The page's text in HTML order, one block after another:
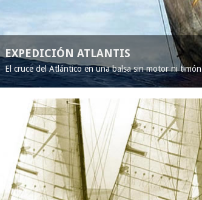
EXPEDICIÓN ATLANTIS
El cruce del Atlántico en una balsa sin motor ni timón